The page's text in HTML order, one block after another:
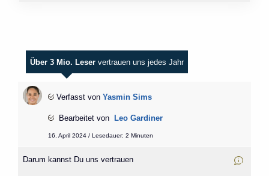
Über 3 Mio. Leser vertrauen uns jedes Jahr
Verfasst von Yasmin Sims
Bearbeitet von Leo Gardiner
16. April 2024 / Lesedauer: 2 Minuten
Darum kannst Du uns vertrauen